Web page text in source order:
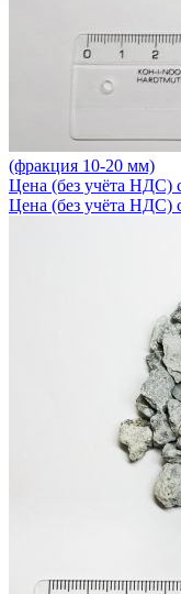
(фракция 10-20 мм)
Цена (без учёта НДС)
Цена (без учёта НДС)